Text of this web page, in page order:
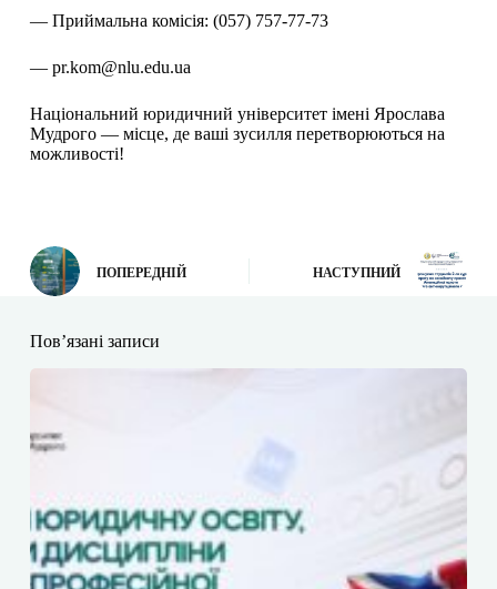
— Приймальна комісія: (057) 757-77-73
— pr.kom@nlu.edu.ua
Національний юридичний університет імені Ярослава
Мудрого — місце, де ваші зусилля перетворюються на
можливості!
ПОПЕРЕДНІЙ НАСТУПНИЙ
Пов’язані записи